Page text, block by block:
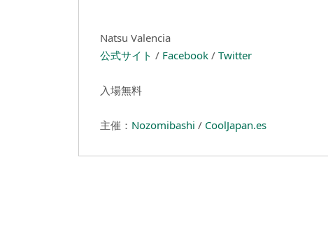
Natsu Valencia
公式サイト / Facebook / Twitter
入場無料
主催： Nozomibashi / CoolJapan.es